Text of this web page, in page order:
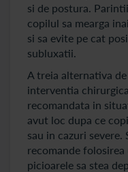
si de postura.
copilul sa mearga
si sa evite pe cat
subluxatii.
A treia alternativa
interventia
recomandata in
avut loc dupa ce
sau in cazuri severe.
recomande
picioarele sa stea